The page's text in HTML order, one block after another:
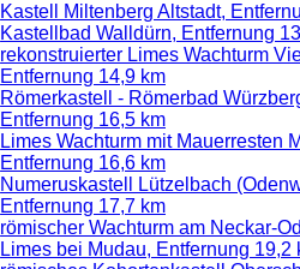
Kastell Miltenberg Altstadt,
Kastellbad Walldürn, Entfernung
rekonstruierter Limes Wachturm
Entfernung 14,9 km
Römerkastell - Römerbad
Entfernung 16,5 km
Limes Wachturm mit Mauerresten
Entfernung 16,6 km
Numeruskastell Lützelbach
Entfernung 17,7 km
römischer Wachturm am Neckar-
Limes bei Mudau, Entfernung 19,2